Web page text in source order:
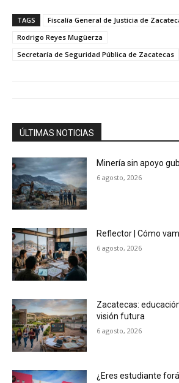
TAGS
Fiscalía General de Justicia de
Rodrigo Reyes Mugüerza
Secretaría de Seguridad Pública de Zacatecas
ÚLTIMAS NOTICIAS
Minería sin apoyo
6 agosto, 2026
Reflector | Cómo
6 agosto, 2026
Zacatecas:
visión futura
6 agosto, 2026
¿Eres estudiante